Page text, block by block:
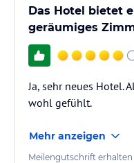
Das Hotel bietet
geräumiges
Ja, sehr neues Hotel.
wohl gefühlt.
Mehr anzeigen
Meilengutschrift erhalten